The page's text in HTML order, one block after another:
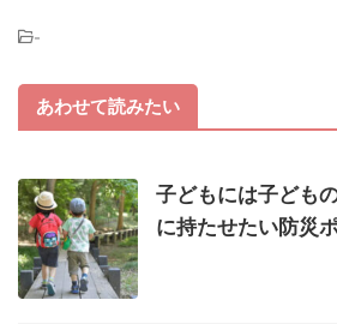
-
あわせて読みたい
子どもには子ども
に持たせたい防災